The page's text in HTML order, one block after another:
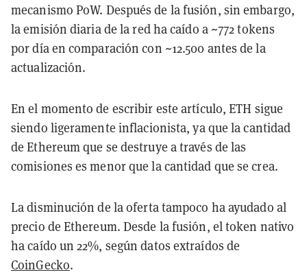
mecanismo PoW. Después de la fusión, sin embargo,
la emisión diaria de la red ha caído a ~772 tokens
por día en comparación con ~12.500 antes de la
actualización.
En el momento de escribir este artículo, ETH sigue
siendo ligeramente inflacionista, ya que la cantidad
de Ethereum que se destruye a través de las
comisiones es menor que la cantidad que se crea.
La disminución de la oferta tampoco ha ayudado al
precio de Ethereum. Desde la fusión, el token nativo
ha caído un 22%, según datos extraídos de
CoinGecko.